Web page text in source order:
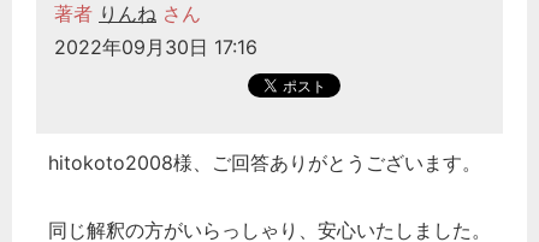
著者 りんね さん
2022年09月30日 17:16
hitokoto2008様、ご回答ありがとうございます。
同じ解釈の方がいらっしゃり、安心いたしました。